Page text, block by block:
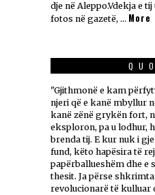
dje në Aleppo.Vdekja e
fotos në gazetë, … More
"Gjithmonë e kam
njeri që e kanë mbyllur
kanë zënë grykën fort,
eksploron, pa u lodhur,
brenda tij. E kur nuk i
fund, këto hapësira të
papërballueshëm dhe e
thesit. Ja përse
revolucionarë të kulluar